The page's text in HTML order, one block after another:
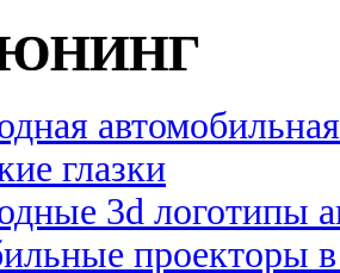
глазки
3d логотипы
проекторы